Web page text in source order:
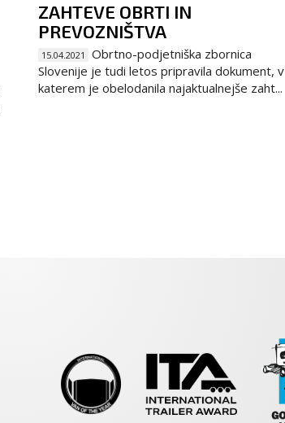
ZAHTEVE OBRTI IN
PREVOZNIŠTVA
15.04.2021
Obrtno-podjetniška zbornica
Slovenije je tudi letos pripravila dokument, v
katerem je obelodanila najaktualnejše zaht...